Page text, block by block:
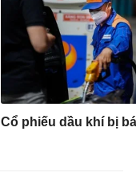
Cổ phiếu dầu khí bị